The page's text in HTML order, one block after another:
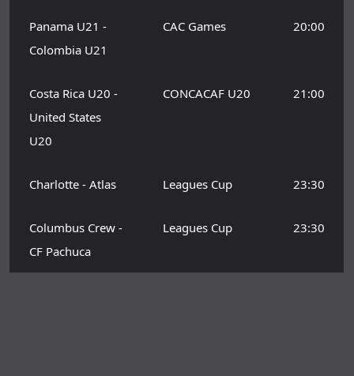
Panama U21 -
Colombia U21
CAC Games 20:00
Costa Rica U20 -
United States
U20
CONCACAF U20 21:00
Charlotte - Atlas Leagues Cup 23:30
Columbus Crew -
CF Pachuca
Leagues Cup 23:30